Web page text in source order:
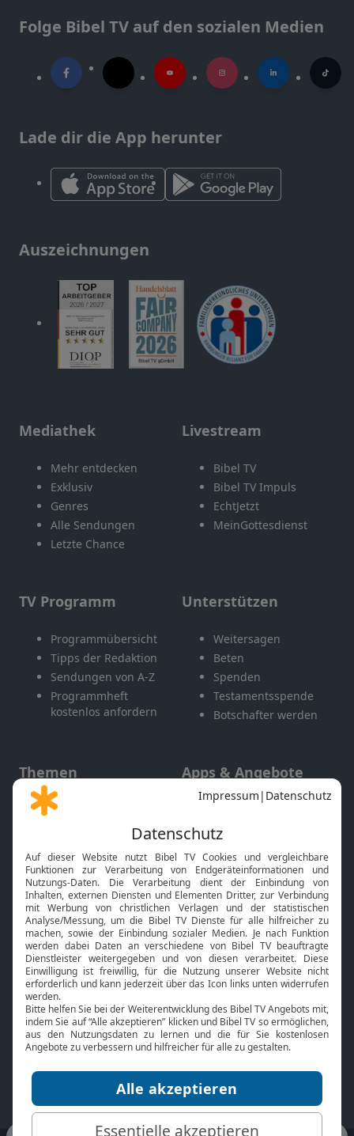
Folge Bibel TV auf den sozialen Medien
Lade dir die App herunter
Auszeichnungen
Mediathek
Mehr entdecken
Exklusiv
Genres
Alle Sendungen
Letzte Chance
Livestream
Bibel TV
Bibel TV Impuls
EchtJetzt
MeinGottesdienst
TV Programm
Programmübersicht
Tipps der Redaktion
Sendungen von A-Z
Programmheft
kostenlos anfordern
Unterstützen
Weitersagen
Beten
Spenden
Testamentsspende
Botschafter werden
Themen
Gott und Bibel erklärt
Neuigkeiten
Apps & Angebote
Mobile App
Smart TV
HbbTV
Bibelthek Online-Bibel
Nächster Gottesdienst
Bibel TV
Über uns
Jobs
Mediadaten
Service
Kontakt
TV-Empfang